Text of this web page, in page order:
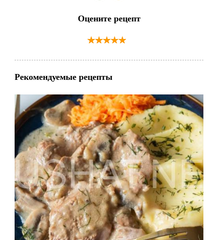
Оцените рецепт
Рекомендуемые рецепты